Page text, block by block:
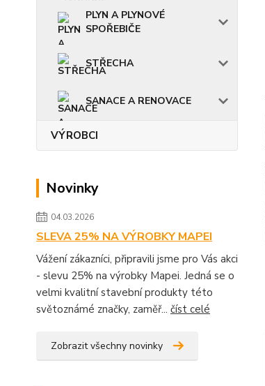
PLYN A PLYNOVÉ
SPOŘEBIČE
STŘECHA
SANACE A RENOVACE
VÝROBCI
Novinky
04.03.2026
SLEVA 25% NA VÝROBKY MAPEI
Vážení zákazníci, připravili jsme pro Vás akci
- slevu 25% na výrobky Mapei. Jedná se o
velmi kvalitní stavební produkty této
světoznámé značky, zaměř... číst celé
Zobrazit všechny novinky